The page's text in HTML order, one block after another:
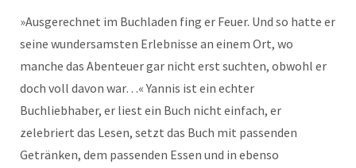
»Ausgerechnet im Buchladen fing er Feuer. Und so hatte er
seine wundersamsten Erlebnisse an einem Ort, wo
manche das Abenteuer gar nicht erst suchten, obwohl er
doch voll davon war…« Yannis ist ein echter
Buchliebhaber, er liest ein Buch nicht einfach, er
zelebriert das Lesen, setzt das Buch mit passenden
Getränken, dem passenden Essen und in ebenso